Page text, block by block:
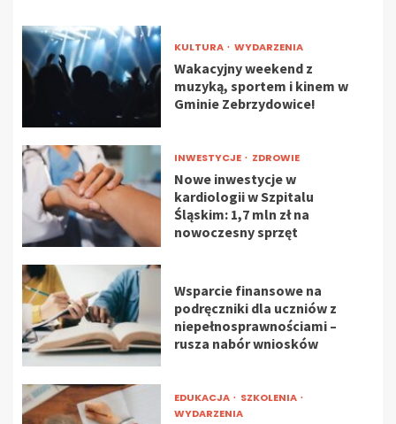
KULTURA WYDARZENIA
Wakacyjny weekend z
muzyką, sportem i kinem w
Gminie Zebrzydowice!
INWESTYCJE ZDROWIE
Nowe inwestycje w
kardiologii w Szpitalu
Śląskim: 1,7 mln zł na
nowoczesny sprzęt
Wsparcie finansowe na
podręczniki dla uczniów z
niepełnosprawnościami –
rusza nabór wniosków
EDUKACJA
SZKOLENIA
WYDARZENIA